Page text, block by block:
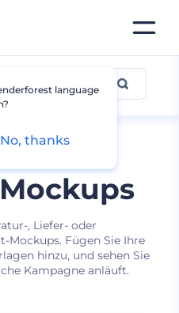
, Liefer- oder
Mockups. Fügen Sie Ihre
hinzu, und sehen Sie
Kampagne anläuft.
language
No, thanks